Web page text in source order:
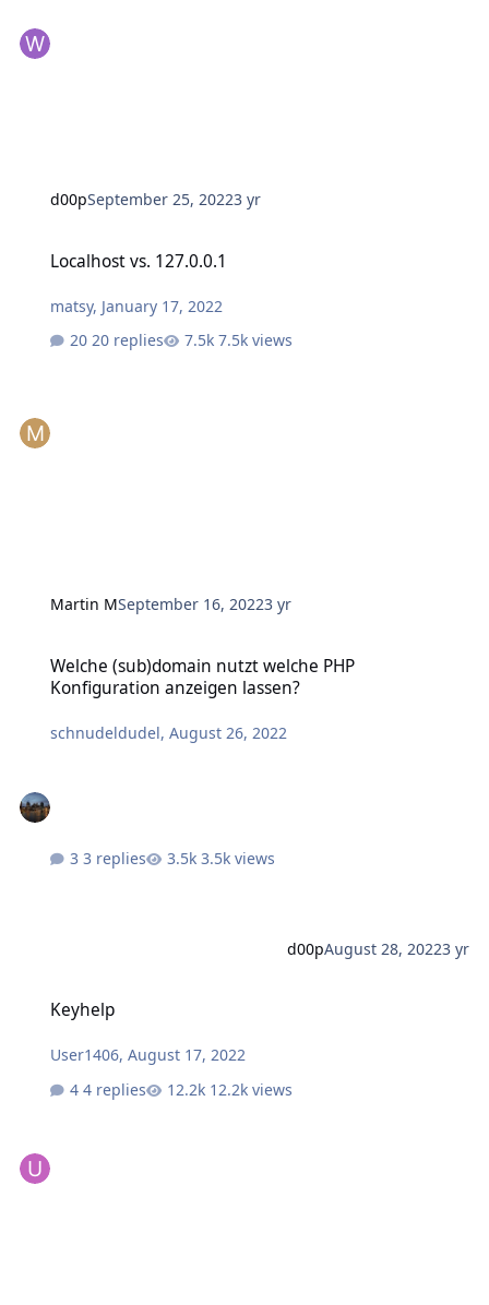
d00pSeptember 25, 20223 yr
Localhost vs. 127.0.0.1
matsy, January 17, 2022
20 replies
7.5k views
Martin MSeptember 16, 20223 yr
Welche (sub)domain nutzt welche PHP
Konfiguration anzeigen lassen?
schnudeldudel,August 26, 2022
3 replies 3.5k views
d00pAugust 28, 20223 yr
Keyhelp
User1406,August 17, 2022
4 replies
12.2k views